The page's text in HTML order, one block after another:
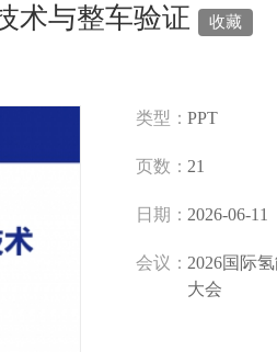
术与整车验证 收藏
类型：PPT
页数： 21
日期： 2026-06-11
会议： 2026国际
大会